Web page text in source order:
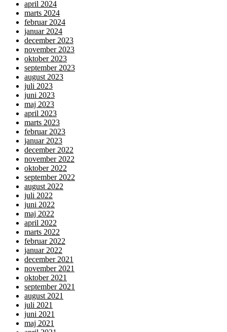
april 2024
marts 2024
februar 2024
januar 2024
december 2023
november 2023
oktober 2023
september 2023
august 2023
juli 2023
juni 2023
maj 2023
april 2023
marts 2023
februar 2023
januar 2023
december 2022
november 2022
oktober 2022
september 2022
august 2022
juli 2022
juni 2022
maj 2022
april 2022
marts 2022
februar 2022
januar 2022
december 2021
november 2021
oktober 2021
september 2021
august 2021
juli 2021
juni 2021
maj 2021